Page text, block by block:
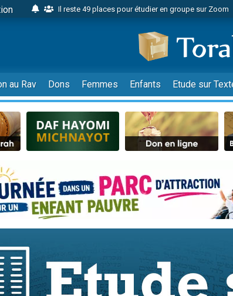
Il reste 49 places pour étudier en groupe sur Zoom
2 personnes viennent de nous rejoindre sur WhatsApp
6 personnes viennent de nous rejoindre sur WhatsApp
4 personnes viennent de faire un don pour
2 personnes viennent de faire un don pour 1
17 personnes viennent de demander une bénédiction
4 personnes viennent de nous rejoindre sur WhatsApp
Il reste 49 places pour étudier en groupe sur Zoom
4 personnes viennent de nous rejoindre sur WhatsApp
3 personnes viennent de nous rejoindre sur WhatsApp
Odaya vient de donner son Maasser
13 personnes viennent de demander une bénédiction
30 personnes viennent de faire un don pour
au Rav Dons Femmes Enfants Etude sur